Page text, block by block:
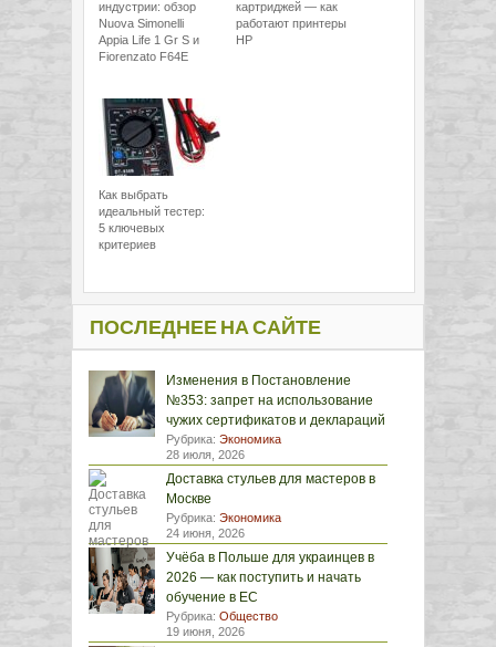
индустрии: обзор
Nuova Simonelli
Appia Life 1 Gr S и
Fiorenzato F64E
картриджей — как
работают принтеры
HP
Как выбрать
идеальный тестер:
5 ключевых
критериев
ПОСЛЕДНЕЕ НА САЙТЕ
Изменения в Постановление
№353: запрет на использование
чужих сертификатов и деклараций
Рубрика: Экономика
28 июля, 2026
Доставка стульев для мастеров в
Москве
Рубрика: Экономика
24 июня, 2026
Учёба в Польше для украинцев в
2026 — как поступить и начать
обучение в ЕС
Рубрика: Общество
19 июня, 2026